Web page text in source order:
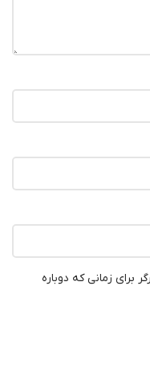
برای زمانی که دوباره